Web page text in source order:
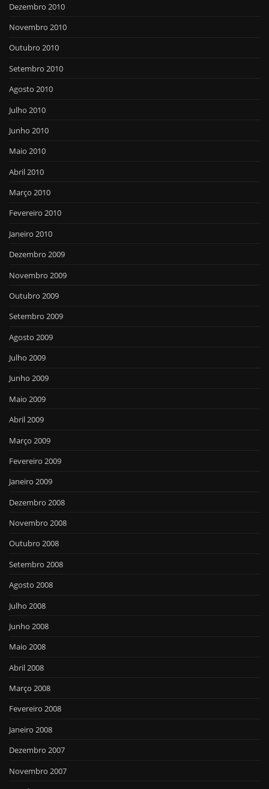
Dezembro 2010
Novembro 2010
Outubro 2010
Setembro 2010
Agosto 2010
Julho 2010
Junho 2010
Maio 2010
Abril 2010
Março 2010
Fevereiro 2010
Janeiro 2010
Dezembro 2009
Novembro 2009
Outubro 2009
Setembro 2009
Agosto 2009
Julho 2009
Junho 2009
Maio 2009
Abril 2009
Março 2009
Fevereiro 2009
Janeiro 2009
Dezembro 2008
Novembro 2008
Outubro 2008
Setembro 2008
Agosto 2008
Julho 2008
Junho 2008
Maio 2008
Abril 2008
Março 2008
Fevereiro 2008
Janeiro 2008
Dezembro 2007
Novembro 2007